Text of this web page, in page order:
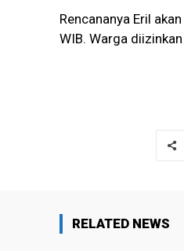
Rencananya Eril
WIB. Warga
RELATED NEWS